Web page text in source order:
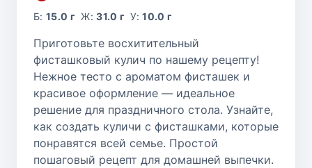
Б:15.0 г Ж:31.0 г У:10.0 г
Приготовьте восхитительный
фисташковый кулич по нашему рецепту!
Нежное тесто с ароматом фисташек и
красивое оформление — идеальное
решение для праздничного стола. Узнайте,
как создать куличи с фисташками, которые
понравятся всей семье. Простой
пошаговый рецепт для домашней выпечки.